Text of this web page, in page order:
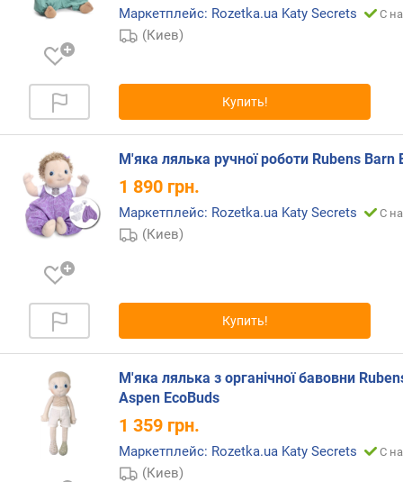
Маркетплейс: Rozetka.ua Katy Secrets С
(Киев)
Купить!
М'яка лялька ручної роботи Rubens Barn
1 890 грн.
Маркетплейс: Rozetka.ua Katy Secrets С
(Киев)
Купить!
М'яка лялька з органічної бавовни
Aspen EcoBuds
1 359 грн.
Маркетплейс: Rozetka.ua Katy Secrets С
(Киев)